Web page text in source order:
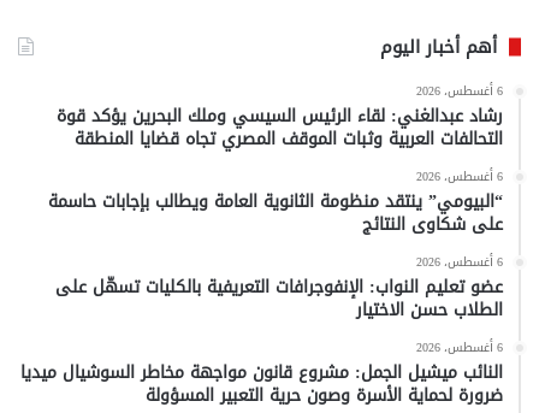
أهم أخبار اليوم
6 أغسطس، 2026
رشاد عبدالغني: لقاء الرئيس السيسي وملك البحرين يؤكد قوة
التحالفات العربية وثبات الموقف المصري تجاه قضايا المنطقة
6 أغسطس، 2026
“البيومي” ينتقد منظومة الثانوية العامة ويطالب بإجابات حاسمة
على شكاوى النتائج
6 أغسطس، 2026
عضو تعليم النواب: الإنفوجرافات التعريفية بالكليات تسهّل على
الطلاب حسن الاختيار
6 أغسطس، 2026
النائب ميشيل الجمل: مشروع قانون مواجهة مخاطر السوشيال ميديا
ضرورة لحماية الأسرة وصون حرية التعبير المسؤولة